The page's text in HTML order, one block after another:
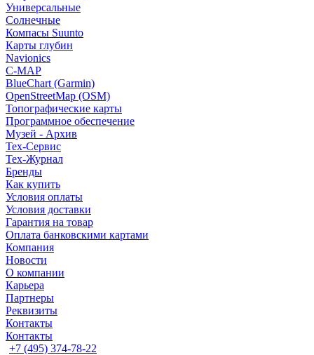
Универсальные
Солнечные
Компасы Suunto
Карты глубин
Navionics
C-MAP
BlueChart (Garmin)
OpenStreetMap (OSM)
Топографические карты
Программное обеспечение
Музей - Архив
Tex-Сервис
Тех-Журнал
Бренды
Как купить
Условия оплаты
Условия доставки
Гарантия на товар
Оплата банковскими картами
Компания
Новости
О компании
Карьера
Партнеры
Реквизиты
Контакты
Контакты
+7 (495) 374-78-22